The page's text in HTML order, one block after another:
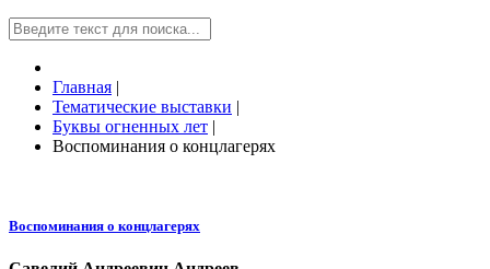
Главная |
Тематические выставки |
Буквы огненных лет |
Воспоминания о концлагерях
Воспоминания о концлагерях